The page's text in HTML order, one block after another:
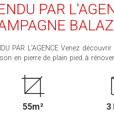
PAR
PAR L'AGENCE Venez
en pierre de plain pied à
Terrain. Prix HAI : 115 520.00 € soit 110 000.00 €+ 5.02 % d'honoraires
charge acquéreur.
55m² 3